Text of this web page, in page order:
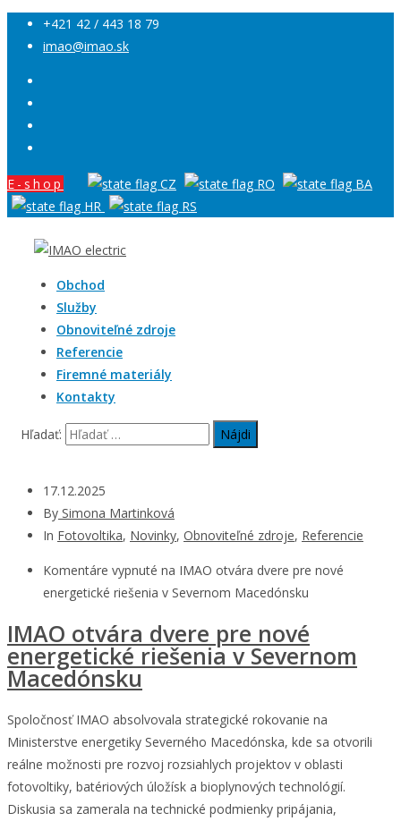
+421 42 / 443 18 79
imao@imao.sk
E-shop
Obchod
Služby
Obnoviteľné zdroje
Referencie
Firemné materiály
Kontakty
Hľadať:
17.12.2025
By Simona Martinková
In Fotovoltika, Novinky, Obnoviteľné zdroje, Referencie
Komentáre vypnuté na IMAO otvára dvere pre nové
energetické riešenia v Severnom Macedónsku
IMAO otvára dvere pre nové
energetické riešenia v Severnom
Macedónsku
Spoločnosť IMAO absolvovala strategické rokovanie na
Ministerstve energetiky Severného Macedónska, kde sa otvorili
reálne možnosti pre rozvoj rozsiahlych projektov v oblasti
fotovoltiky, batériových úložísk a bioplynových technológií.
Diskusia sa zamerala na technické podmienky pripájania,